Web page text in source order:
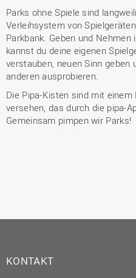
Parks ohne Spiele sind
Verleihsystem von
Parkbank. Geben und
kannst du deine eigenen
verstauben, neuen Sinn geben
anderen ausprobieren.
Die Pipa-Kisten sind mit
versehen, das durch die pipa-
Gemeinsam pimpen wir Parks!
KONTAKT